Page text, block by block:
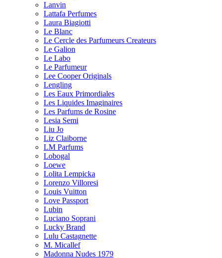
Lanvin
Lattafa Perfumes
Laura Biagiotti
Le Blanc
Le Cercle des Parfumeurs Createurs
Le Galion
Le Labo
Le Parfumeur
Lee Cooper Originals
Lengling
Les Eaux Primordiales
Les Liquides Imaginaires
Les Parfums de Rosine
Lesia Semi
Liu Jo
Liz Claiborne
LM Parfums
Lobogal
Loewe
Lolita Lempicka
Lorenzo Villoresi
Louis Vuitton
Love Passport
Lubin
Luciano Soprani
Lucky Brand
Lulu Castagnette
M. Micallef
Madonna Nudes 1979